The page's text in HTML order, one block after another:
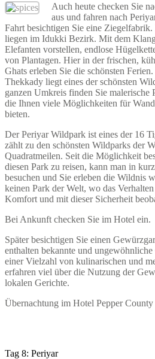
Auch heute checken Sie
aus und fahren nach
Fahrt besichtigen Sie eine
liegen im Idukki Bezirk. Mit dem
Elefanten vorstellen, endlose
von Plantagen. Hier in der frischen,
Ghats erleben Sie die schönsten
Thekkady liegt eines der schönsten
ganzen Umkreis finden Sie malerische
die Ihnen viele Möglichkeiten für
bieten.
Der Periyar Wildpark ist eines der 16
zählt zu den schönsten Wildparks der
Quadratmeilen. Seit die Möglichkeit
diesen Park zu reisen, kann man in
besuchen und Sie erleben die Wildnis
keinen Park der Welt, wo das
Komfort und mit dieser Sicherheit
Bei Ankunft checken Sie im Hotel ein.
Später besichtigen Sie einen
enthalten bekannte und
einer Vielzahl von kulinarischen und
erfahren viel über die Nutzung der
lokalen Gerichte.
Übernachtung im Hotel Pepper
Tag 8: Periyar